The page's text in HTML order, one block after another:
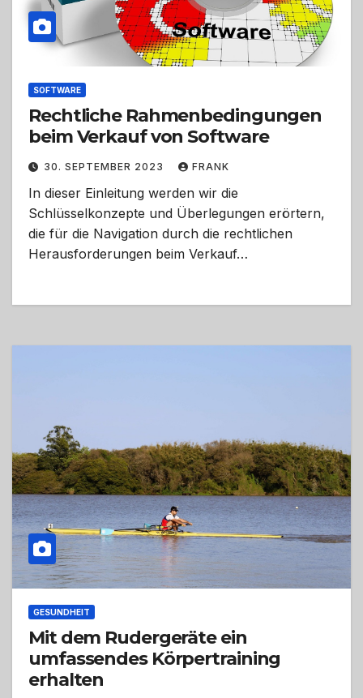
SOFTWARE
Rechtliche Rahmenbedingungen
beim Verkauf von Software
30. SEPTEMBER 2023 FRANK
In dieser Einleitung werden wir die
Schlüsselkonzepte und Überlegungen erörtern,
die für die Navigation durch die rechtlichen
Herausforderungen beim Verkauf…
GESUNDHEIT
Mit dem Rudergeräte ein
umfassendes Körpertraining
erhalten